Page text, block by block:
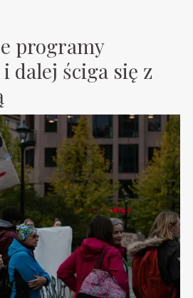
programy
dalej ściga się z